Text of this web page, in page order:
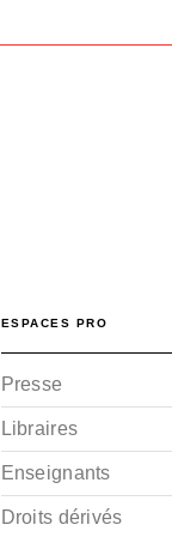
ESPACES PRO
Presse
Libraires
Enseignants
Droits dérivés